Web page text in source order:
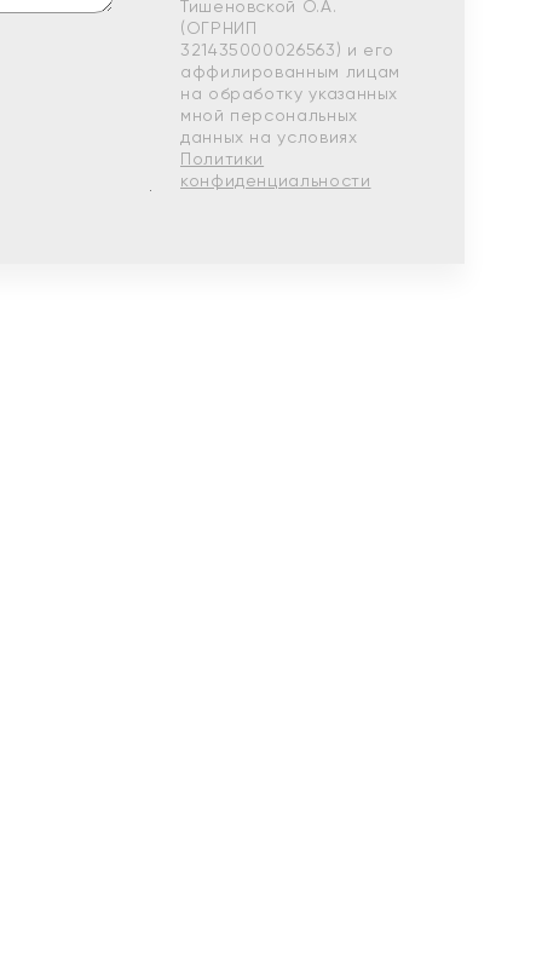
Тишеновской О.А.
(ОГРНИП
321435000026563) и его
аффилированным лицам
на обработку указанных
мной персональных
данных на условиях
Политики
конфиденциальности